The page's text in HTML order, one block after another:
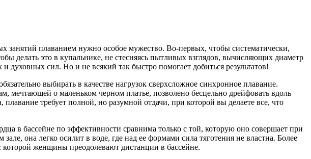
занятий плаванием нужно особое мужество. Во-первых, чтобы систематически,
делать это в купальнике, не стесняясь пытливых взглядов, вычисляющих диаметр
сил. Но и не всякий так быстро помогает добиться результатов!
выбирать в качестве нагрузок сверхсложное синхронное плавание.
мечтающей о маленьком черном платье, позволено бесцельно дрейфовать вдоль
требует полной, но разумной отдачи, при которой вы делаете все, что
в бассейне по эффективности сравнима только с той, которую оно совершает при
она легко осилит в воде, где над ее формами сила тяготения не властна. Более
женщины преодолевают дистанции в бассейне.